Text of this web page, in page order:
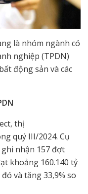
là nhóm ngành có
nghiệp (TPDN)
động sản và các
thị
quý III/2024. Cụ
nhận 157 đợt
khoảng 160.140 tỷ
và tăng 33,9% so